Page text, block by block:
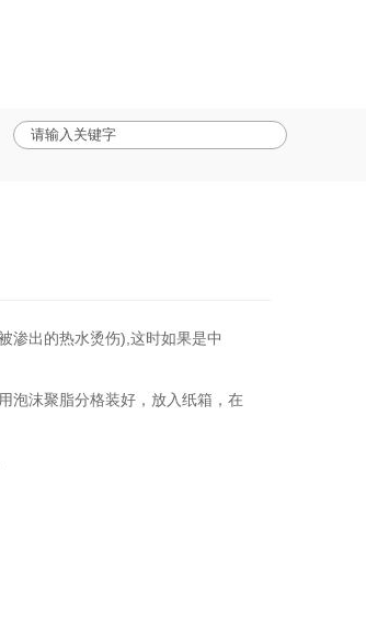
渗出的热水烫伤),这时如果是中
泡沫聚脂分格装好，放入纸箱，在